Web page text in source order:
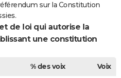
sur la Constitution
de loi qui autorise la
une constitution
% des voix
Voix